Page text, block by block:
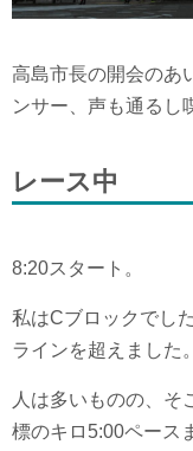
高島市長の開会のあ
ンサー、声も通るし
レース中
8:20スタート。
私はCブロックでし
ラインを超えました。
人は多いものの、そ
標のキロ5:00ペース